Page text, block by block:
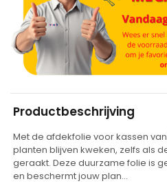
t
e
r
Productbeschrijving
Met de afdekfolie voor kassen van
planten blijven kweken, zelfs als
geraakt. Deze duurzame folie is
en beschermt jouw plan…